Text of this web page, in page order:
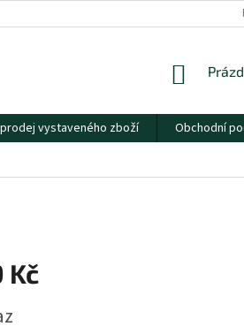
ÚDAJŮ
vystaveného zboží Obchodní
Kč